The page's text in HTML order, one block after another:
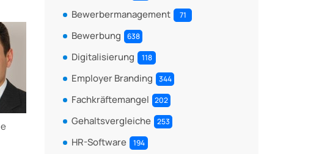
Bewerbermanagement 71
Bewerbung 638
Digitalisierung 118
Employer Branding 344
Fachkräftemangel 202
Gehaltsvergleiche 253
HR-Software 194